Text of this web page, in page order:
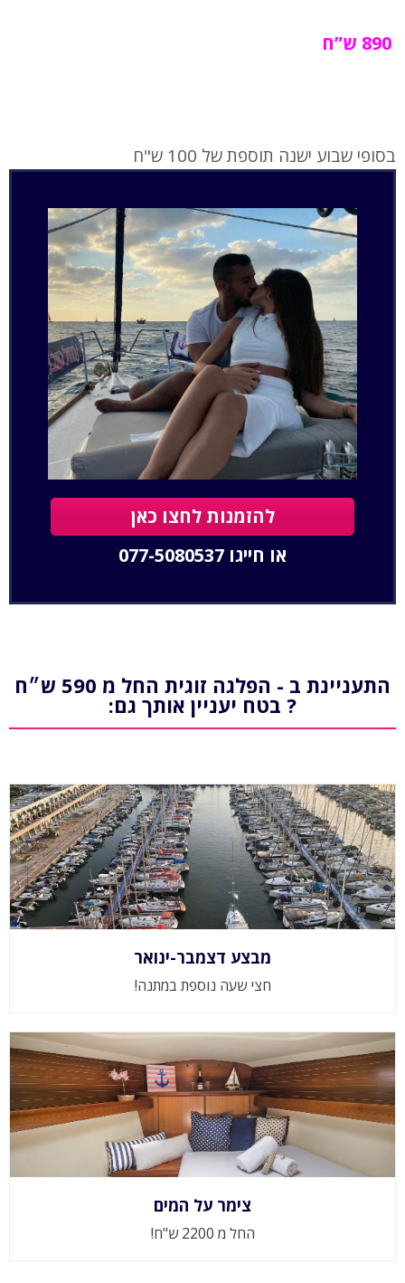
בסופי שבוע ישנה תוספת של 100 ש"ח
להזמנות לחצו כאן
או חייגו 077-5080537
התעניינת ב - הפלגה זוגית החל מ 590 ש״ח
? בטח יעניין אותך גם:
מבצע דצמבר-ינואר
חצי שעה נוספת במתנה!
צימר על המים
החל מ 2200 ש"ח!